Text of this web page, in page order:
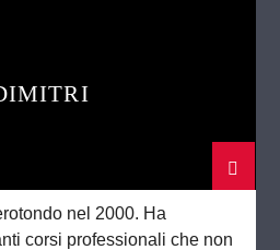
nel 2000. Ha
corsi professionali che non